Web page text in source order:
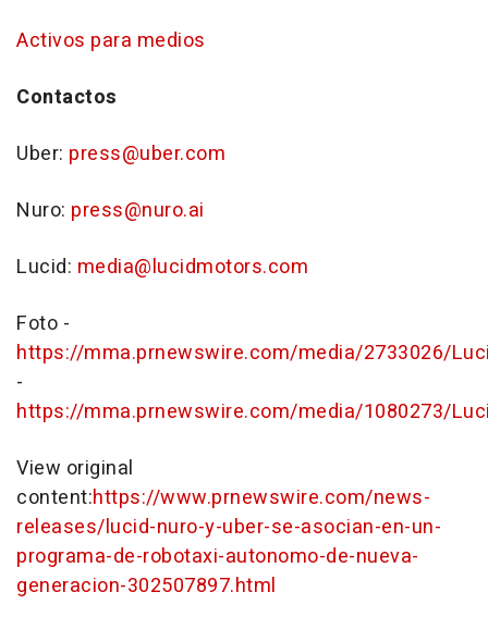
Activos para medios
Contactos
Uber: press@uber.com
Nuro: press@nuro.ai
Lucid: media@lucidmotors.com
Foto -
https://mma.prnewswire.com/media/2733026/
-
https://mma.prnewswire.com/media/1080273/
View original
content:https://www.prnewswire.com/news-
releases/lucid-nuro-y-uber-se-asocian-en-un-
programa-de-robotaxi-autonomo-de-nueva-
generacion-302507897.html